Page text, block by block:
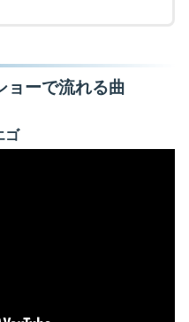
ョーで流れる曲
ゴ